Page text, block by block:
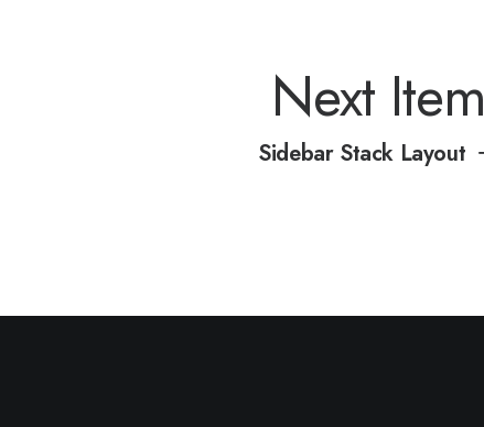
Next Item
Sidebar Stack Layout